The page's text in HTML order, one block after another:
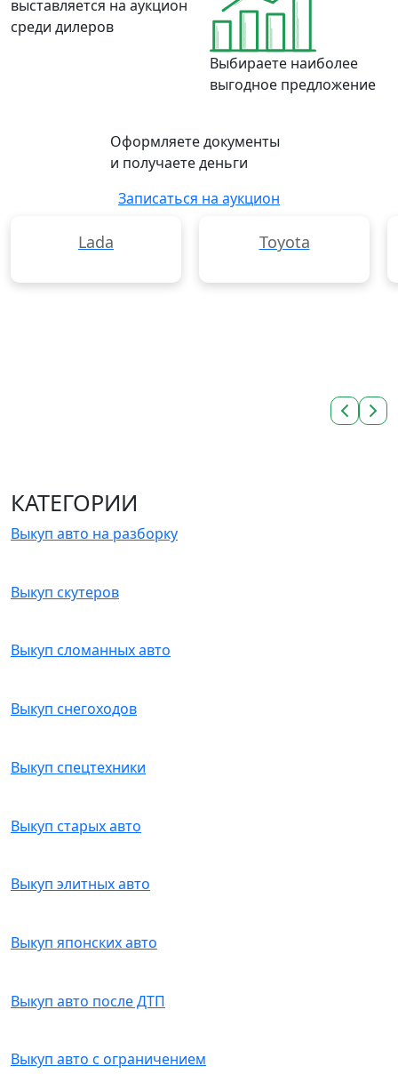
выставляется на аукцион
среди дилеров
Выбираете наиболее
выгодное предложение
Оформляете документы
и получаете деньги
Записаться на аукцион
Lada Toyota
КАТЕГОРИИ
Выкуп авто на разборку
Выкуп скутеров
Выкуп сломанных авто
Выкуп снегоходов
Выкуп спецтехники
Выкуп старых авто
Выкуп элитных авто
Выкуп японских авто
Выкуп авто после ДТП
Выкуп авто с ограничением